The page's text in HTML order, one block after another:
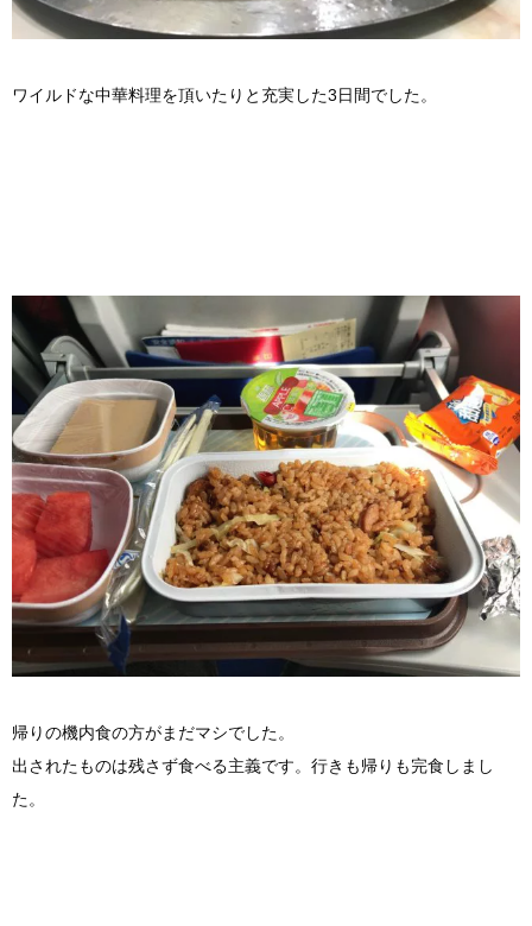
ワイルドな中華料理を頂いたりと充実した3日間でした。
帰りの機内食の方がまだマシでした。
出されたものは残さず食べる主義です。行きも帰りも完食しまし
た。